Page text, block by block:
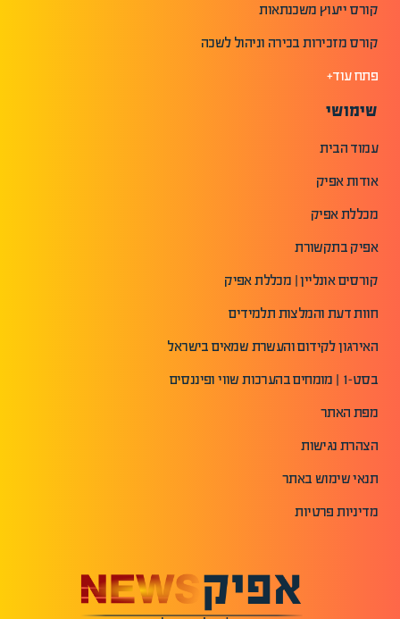
קורס ייעוץ משכנתאות
קורס מזכירות בכירה וניהול לשכה
פתח עוד+
שימושי
עמוד הבית
אודות אפיק
מכללת אפיק
אפיק בתקשורת
קורסים אונליין | מכללת אפיק
חוות דעת והמלצות תלמידים
האירגון לקידום והעשרת שמאים בישראל
בסט-1 | מומחים בהערכות שווי ופיננסים
מפת האתר
הצהרת נגישות
תנאי שימוש באתר
מדיניות פרטיות